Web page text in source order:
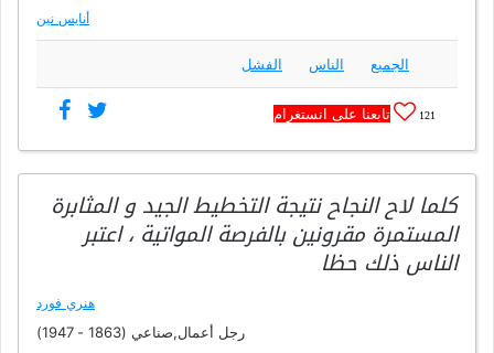
أنايس نين
الجميع الناس الفشل
121 تابعنا على انستغرام
كلما لاح النجاح نتيجة التخطيط الجيد و المثابرة
المستمرة مقرونين بالفرصة المواتية ، اعتبر
الناس ذلك حظا
هنري فورد
رجل أعمال,صناعي (1863 - 1947)